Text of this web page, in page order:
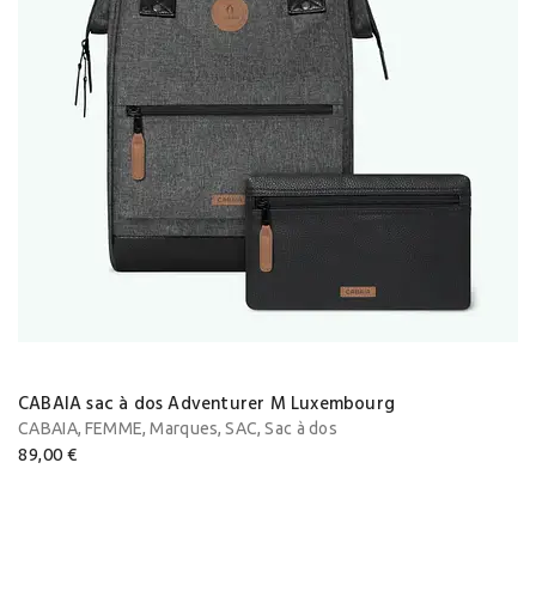
CABAIA sac à dos Adventurer M Luxembourg
CABAIA, FEMME,Marques,SAC,Sac à dos
89,00 €